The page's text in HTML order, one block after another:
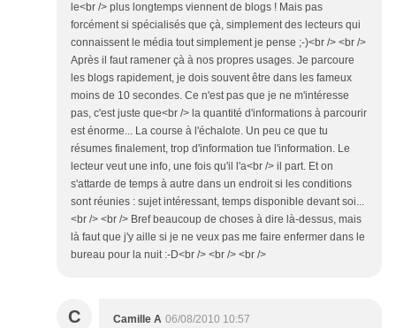
le<br /> plus longtemps viennent de blogs ! Mais pas
forcément si spécialisés que çà, simplement des lecteurs qui
connaissent le média tout simplement je pense ;-)<br /> <br />
Après il faut ramener çà à nos propres usages. Je parcoure
les blogs rapidement, je dois souvent être dans les fameux
moins de 10 secondes. Ce n'est pas que je ne m'intéresse
pas, c'est juste que<br /> la quantité d'informations à parcourir
est énorme... La course à l'échalote. Un peu ce que tu
résumes finalement, trop d'information tue l'information. Le
lecteur veut une info, une fois qu'il l'a<br /> il part. Et on
s'attarde de temps à autre dans un endroit si les conditions
sont réunies : sujet intéressant, temps disponible devant soi...
<br /> <br /> Bref beaucoup de choses à dire là-dessus, mais
là faut que j'y aille si je ne veux pas me faire enfermer dans le
bureau pour la nuit :-D<br /> <br /> <br />
C Camille A 06/08/2010 10:57